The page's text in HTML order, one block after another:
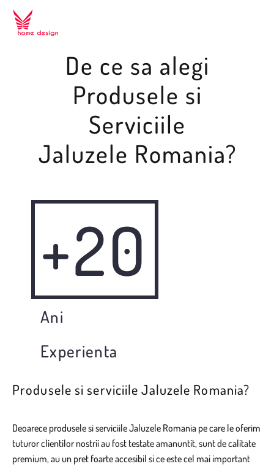
De ce sa alegi
Produsele si
Serviciile
Jaluzele Romania?
+20
Ani
Experienta
Produsele si serviciile Jaluzele Romania?
Deoarece produsele si serviciileJaluzele Romania pe care le oferim
tuturor clientilor nostrii au fost testate amanuntit, sunt de calitate
premium, au un pret foarte accesibil si ce este cel mai important